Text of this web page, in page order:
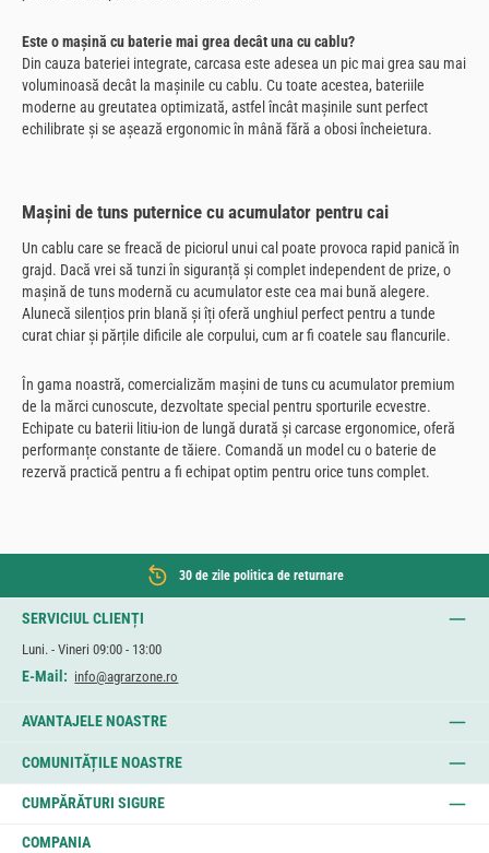
Este o mașină cu baterie mai grea decât una cu cablu?
Din cauza bateriei integrate, carcasa este adesea un pic mai grea sau mai
voluminoasă decât la mașinile cu cablu. Cu toate acestea, bateriile
moderne au greutatea optimizată, astfel încât mașinile sunt perfect
echilibrate și se așează ergonomic în mână fără a obosi încheietura.
Mașini de tuns puternice cu acumulator pentru cai
Un cablu care se freacă de piciorul unui cal poate provoca rapid panică în
grajd. Dacă vrei să tunzi în siguranță și complet independent de prize, o
mașină de tuns modernă cu acumulator este cea mai bună alegere.
Alunecă silențios prin blană și îți oferă unghiul perfect pentru a tunde
curat chiar și părțile dificile ale corpului, cum ar fi coatele sau flancurile.
În gama noastră, comercializăm mașini de tuns cu acumulator premium
de la mărci cunoscute, dezvoltate special pentru sporturile ecvestre.
Echipate cu baterii litiu-ion de lungă durată și carcase ergonomice, oferă
performanțe constante de tăiere. Comandă un model cu o baterie de
rezervă practică pentru a fi echipat optim pentru orice tuns complet.
30 de zile politica de returnare
SERVICIUL CLIENȚI
Luni. - Vineri 09:00 - 13:00
E-Mail: info@agrarzone.ro
AVANTAJELE NOASTRE
COMUNITĂȚILE NOASTRE
CUMPĂRĂTURI SIGURE
COMPANIA